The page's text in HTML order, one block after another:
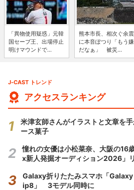
「異物使用疑惑」元韓
国セーブ王、出場停止
明けマウンドで...
熊本市長、相次ぐ余震
に本音ぽつり「もう嫌
だなぁ」 被災...
J-CAST トレンド
アクセスランキング
米津玄師さんがイラストと文章を
ース菓子
憧れの女優は小松菜奈、大阪の
x新人発掘オーディション2026」
Galaxy折りたたみスマホ「
ip8」 3モデル同時に